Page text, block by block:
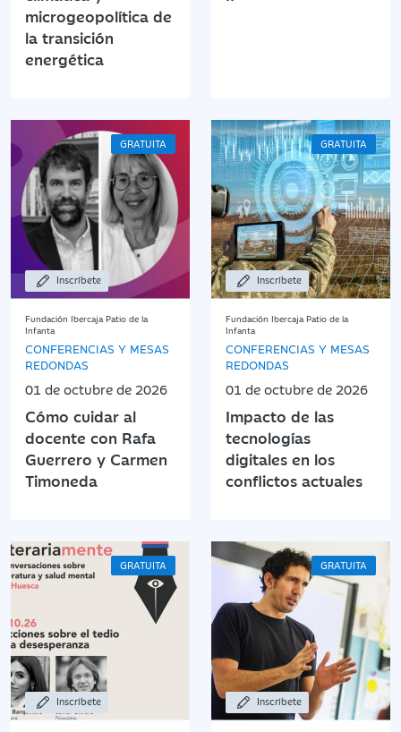
microgeopolítica de
la transición
energética
GRATUITA
Inscríbete
Fundación Ibercaja Patio de la
Infanta
CONFERENCIAS Y MESAS
REDONDAS
01 de octubre de 2026
Cómo cuidar al
docente con Rafa
Guerrero y Carmen
Timoneda
GRATUITA
Inscríbete
Fundación Ibercaja Patio de la
Infanta
CONFERENCIAS Y MESAS
REDONDAS
01 de octubre de 2026
Impacto de las
tecnologías
digitales en los
conflictos actuales
GRATUITA
Inscríbete
GRATUITA
Inscríbete